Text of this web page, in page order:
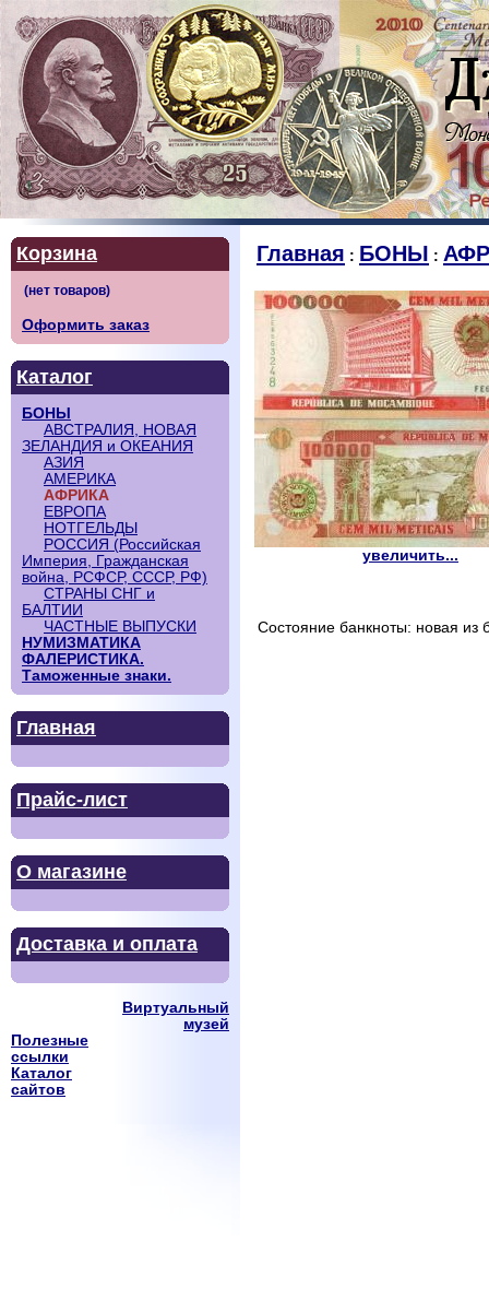
Корзина
Оформить заказ
Каталог
БОНЫ
АВСТРАЛИЯ, НОВАЯ
ЗЕЛАНДИЯ и ОКЕАНИЯ
АЗИЯ
АМЕРИКА
АФРИКА
ЕВРОПА
НОТГЕЛЬДЫ
РОССИЯ (Российская
Империя, Гражданская
война, РСФСР, СССР, РФ)
СТРАНЫ СНГ и
БАЛТИИ
ЧАСТНЫЕ ВЫПУСКИ
НУМИЗМАТИКА
ФАЛЕРИСТИКА.
Таможенные знаки.
Главная
Прайс-лист
О магазине
Доставка и оплата
Виртуальный
музей
Полезные
ссылки
Каталог
сайтов
Главная : БОНЫ :
увеличить...
Состояние банкноты: новая из